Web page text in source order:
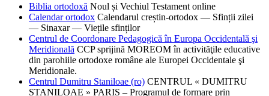
Biblia ortodoxă Noul și Vechiul Testament online
Calendar ortodox Calendarul creștin-ortodox — Sfinții zilei
— Sinaxar — Viețile sfinților
Centrul de Coordonare Pedagogică în Europa Occidentală şi
Meridională CCP sprijină MOREOM în activităţile educative
din parohiile ortodoxe române ale Europei Occidentale şi
Meridionale.
Centrul Dumitru Staniloae (ro) CENTRUL « DUMITRU
STANILOAE » PARIS – Programul de formare prin